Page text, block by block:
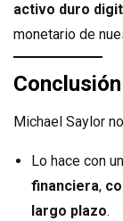
activo duro
monetario de
Conclusión
Michael Saylor
Lo hace con
financiera,
largo plazo.